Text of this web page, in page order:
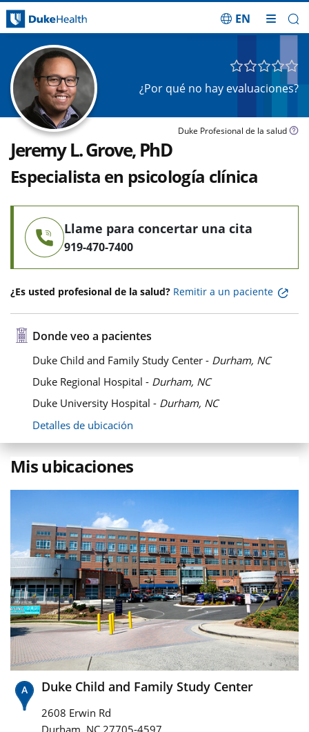
EN
¿Por qué no hay evaluaciones?
Duke Profesional de la salud
Jeremy L. Grove, PhD
Especialista en psicología clínica
Llame para concertar una cita
919-470-7400
¿Es usted profesional de la salud? Remitir a un paciente
Donde veo a pacientes
Duke Child and Family Study Center - Durham, NC
Duke Regional Hospital - Durham, NC
Duke University Hospital - Durham, NC
Detalles de ubicación
Mis ubicaciones
Duke Child and Family Study Center
2608 Erwin Rd
Durham, NC 27705-4597